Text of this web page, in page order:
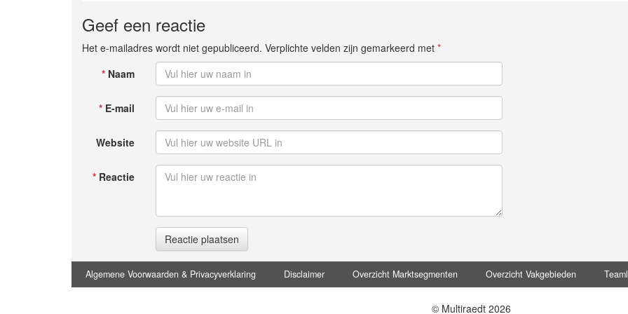
Geef een reactie
Het e-mailadres wordt niet gepubliceerd. Verplichte velden zijn gemarkeerd met *
* Naam
* E-mail
Website
* Reactie
Reactie plaatsen
Algemene Voorwaarden & Privacyverklaring Disclaimer Overzicht Marktsegmenten Overzicht Vakgebieden
© Multiraedt 2026